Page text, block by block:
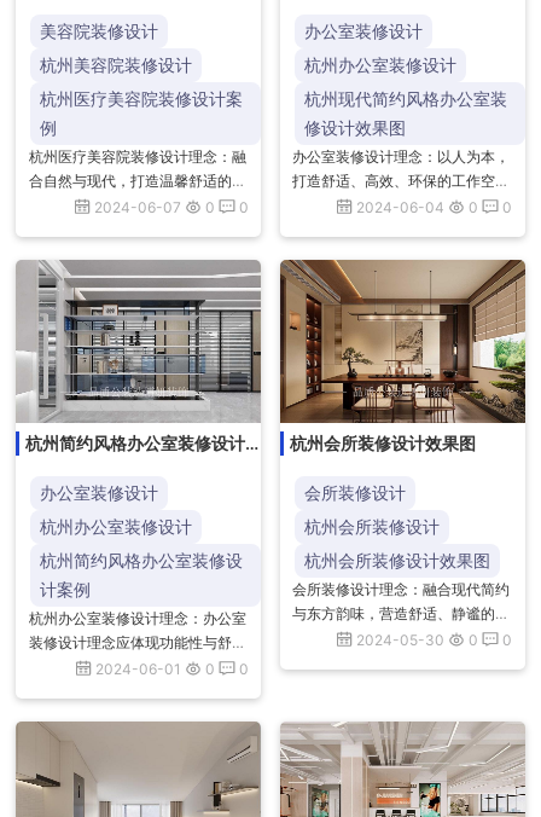
美容院装修设计
杭州美容院装修设计
杭州医疗美容院装修设计案
例
杭州医疗美容院装修设计理念：融
合自然与现代，打造温馨舒适的诊
疗环境。注重细节与品质，彰显专
氛...
2024-06-07 0 0
办公室装修设计
杭州办公室装修设计
杭州现代简约风格办公室装
修设计效果图
办公室装修设计理念：以人为本，
打造舒适、高效、环保的工作空
间，注重功能与美学的融合，提升
简...
2024-06-04 0 0
杭州简约风格办公室装修设计
办公室装修设计
杭州办公室装修设计
杭州简约风格办公室装修设
计案例
杭州办公室装修设计理念：办公室
装修设计理念应体现功能性与舒适
性的平衡，注重空间布局的合理
企...
2024-06-01 0 0
杭州会所装修设计效果图
会所装修设计
杭州会所装修设计
杭州会所装修设计效果图
会所装修设计理念：融合现代简约
与东方韵味，营造舒适、静谧的私
密空间。注重细节，运用光影与材
2024-05-30 0 0